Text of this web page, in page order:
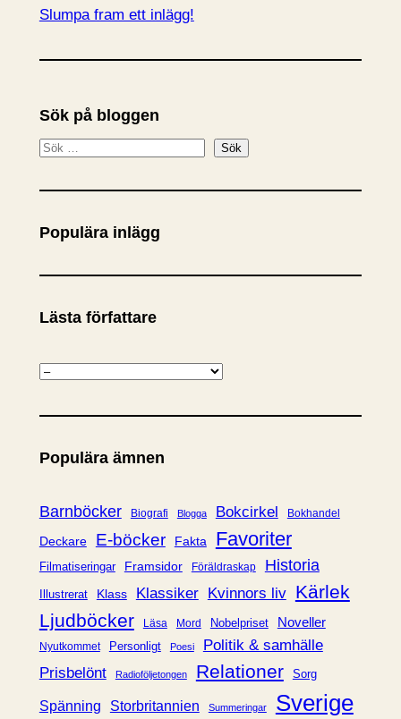
Slumpa fram ett inlägg!
Sök på bloggen
S
k
Sök
Populära inlägg
Lästa författare
K
t
g
r
i
Populära ämnen
Barnböcker Biografi Blogga Bokcirkel Bokhandel
Deckare E-böcker Fakta Favoriter
Filmatiseringar Framsidor Föräldraskap Historia
Illustrerat Klass Klassiker Kvinnors liv Kärlek
Ljudböcker
Läsa Mord Nobelpriset Noveller
Nyutkommet Personligt Poesi
Politik & samhälle
Prisbelönt
Radioföljetongen Relationer Sorg
Spänning Storbritannien Summeringar Sverige